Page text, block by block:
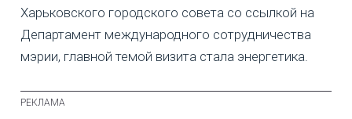
Харьковского городского совета со ссылкой на
Департамент международного сотрудничества
мэрии, главной темой визита стала энергетика.